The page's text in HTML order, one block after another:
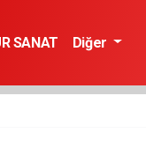
SANAT Diğer